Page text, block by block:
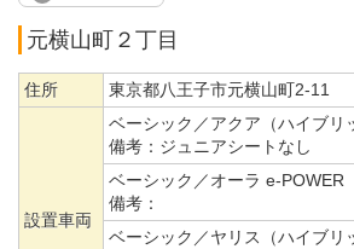
元横山町２丁目
住所 東京都八王子市元横山町2-11
設置車両
ベーシック／アクア（ハイブリ
備考： ジュニアシートなし
ベーシック／オーラ e-POWER
備考：
ベーシック／ヤリス（ハイブリ